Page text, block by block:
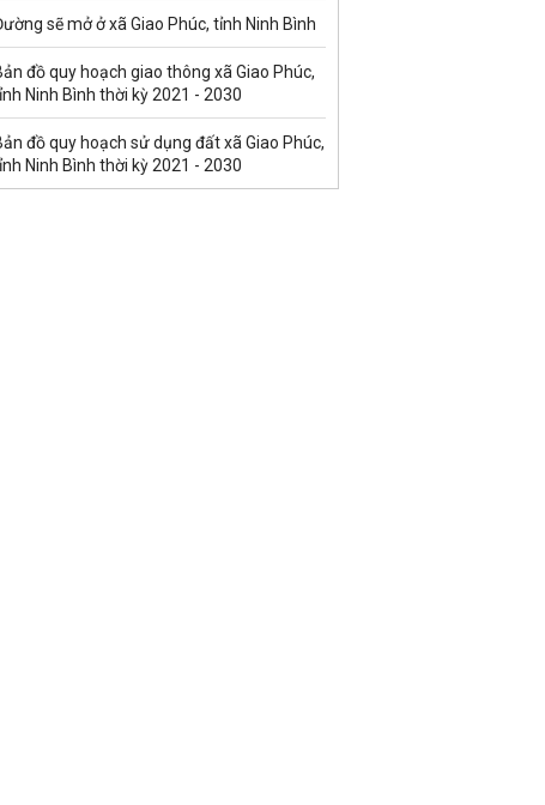
sẽ mở ở xã Giao Phúc, tỉnh Ninh Bình
đồ quy hoạch giao thông xã Giao Phúc,
Ninh Bình thời kỳ 2021 - 2030
đồ quy hoạch sử dụng đất xã Giao Phúc,
Ninh Bình thời kỳ 2021 - 2030